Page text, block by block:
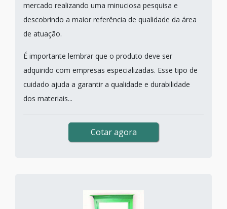
mercado realizando uma minuciosa pesquisa e
descobrindo a maior referência de qualidade da área
de atuação.
É importante lembrar que o produto deve ser
adquirido com empresas especializadas. Esse tipo de
cuidado ajuda a garantir a qualidade e durabilidade
dos materiais...
Cotar agora